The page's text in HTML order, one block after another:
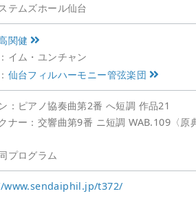
テムズホール仙台
関健
イム・ユンチャン
仙台フィルハーモニー管弦楽団
：ピアノ協奏曲第2番 へ短調 作品21
ナー：交響曲第9番 ニ短調 WAB.109〈原
プログラム
www.sendaiphil.jp/t372/